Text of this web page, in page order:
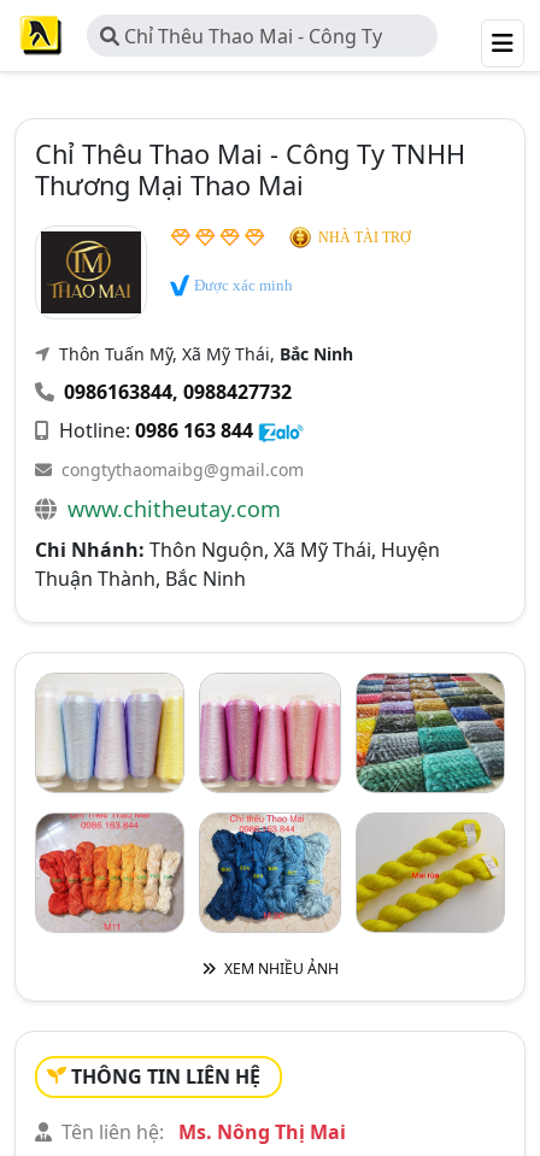
Chỉ Thêu Thao Mai - Công Ty
TNHH Thương Mại Thao Mai
Chỉ Thêu Thao Mai - Công Ty TNHH
Thương Mại Thao Mai
NHÀ TÀI TRỢ
Được xác minh
Thôn Tuấn Mỹ, Xã Mỹ Thái, Bắc Ninh
0986163844, 0988427732
Hotline: 0986 163 844
congtythaomaibg@gmail.com
www.chitheutay.com
Chi Nhánh: Thôn Nguộn, Xã Mỹ Thái, Huyện
Thuận Thành, Bắc Ninh
XEM NHIỀU ẢNH
THÔNG TIN LIÊN HỆ
Tên liên hệ:
Ms. Nông Thị Mai